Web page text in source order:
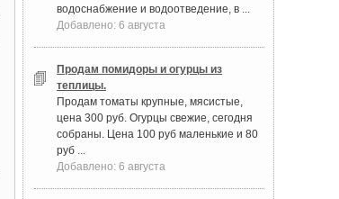
водоснабжение и водоотведение, в ...
Добавлено: 6 августа
Продам помидоры и огурцы из
теплицы.
Продам томаты крупные, мясистые,
цена 300 руб. Огурцы свежие, сегодня
собраны. Цена 100 руб маленькие и 80
руб ...
Добавлено: 6 августа